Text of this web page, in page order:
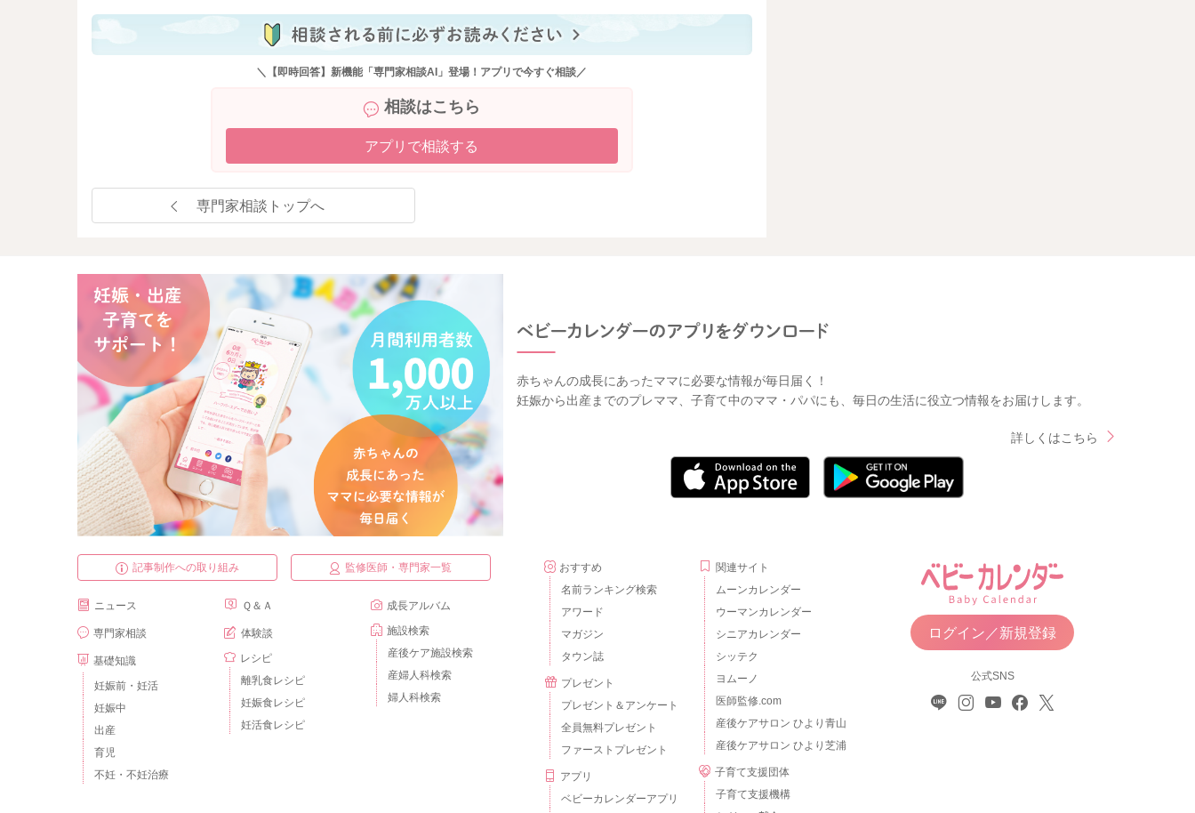
＼【即時回答】新機能「専門家相談AI」登場！アプリで今すぐ相談／
相談はこちら
アプリで相談する
専門家相談トップへ
赤ちゃんの成長にあったママに必要な情報が毎日届く！
妊娠から出産までのプレママ、子育て中のママ・パパにも、毎日の生活に役立つ情報をお届けします。
詳しくはこちら
記事制作への取り組み 監修医師・専門家一覧
ニュース
専門家相談
基礎知識
妊娠前・妊活
妊娠中
出産
育児
不妊・不妊治療
Ｑ＆Ａ
体験談
レシピ
離乳食レシピ
妊娠食レシピ
妊活食レシピ
成長アルバム
施設検索
産後ケア施設検索
産婦人科検索
婦人科検索
おすすめ
名前ランキング検索
アワード
マガジン
タウン誌
プレゼント
プレゼント＆アンケート
全員無料プレゼント
ファーストプレゼント
アプリ
ベビーカレンダーアプリ
関連サイト
ムーンカレンダー
ウーマンカレンダー
シニアカレンダー
シッテク
ヨムーノ
医師監修.com
産後ケアサロン ひより青山
産後ケアサロン ひより芝浦
子育て支援団体
子育て支援機構
ログイン／新規登録
公式SNS